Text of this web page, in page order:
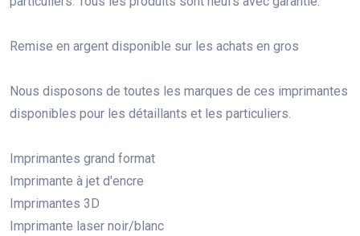
Remise en argent disponible sur les achats en gros
Nous disposons de toutes les marques de ces imprimantes
disponibles pour les détaillants et les particuliers.
Imprimantes grand format
Imprimante à jet d'encre
Imprimantes 3D
Imprimante laser noir/blanc